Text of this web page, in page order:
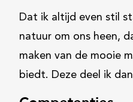
Dat ik altijd even stil
natuur om ons heen,
maken van de mooie
biedt. Deze deel ik